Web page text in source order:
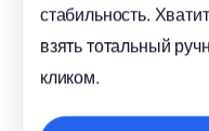
стабильность.
зять тотальный
кликом.